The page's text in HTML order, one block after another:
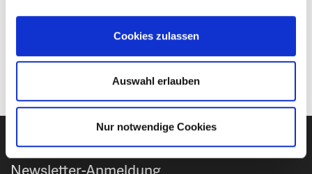
Cookies zulassen
Auswahl erlauben
Nur notwendige Cookies
Newsletter-Anmeldung